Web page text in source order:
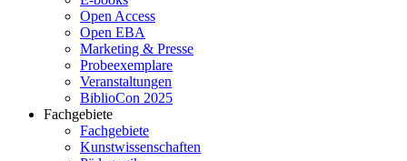
Open Access
Open EBA
Marketing & Presse
Probeexemplare
Veranstaltungen
BiblioCon 2025
Fachgebiete
Fachgebiete
Kunstwissenschaften